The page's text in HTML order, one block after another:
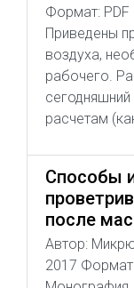
Формат: PDF
Приведены
воздуха,
рабочего.
расчетам
Способы
после
Автор:
2017